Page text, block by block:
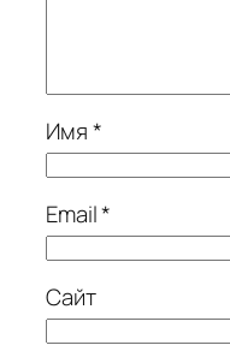
Имя*
Email*
Сайт